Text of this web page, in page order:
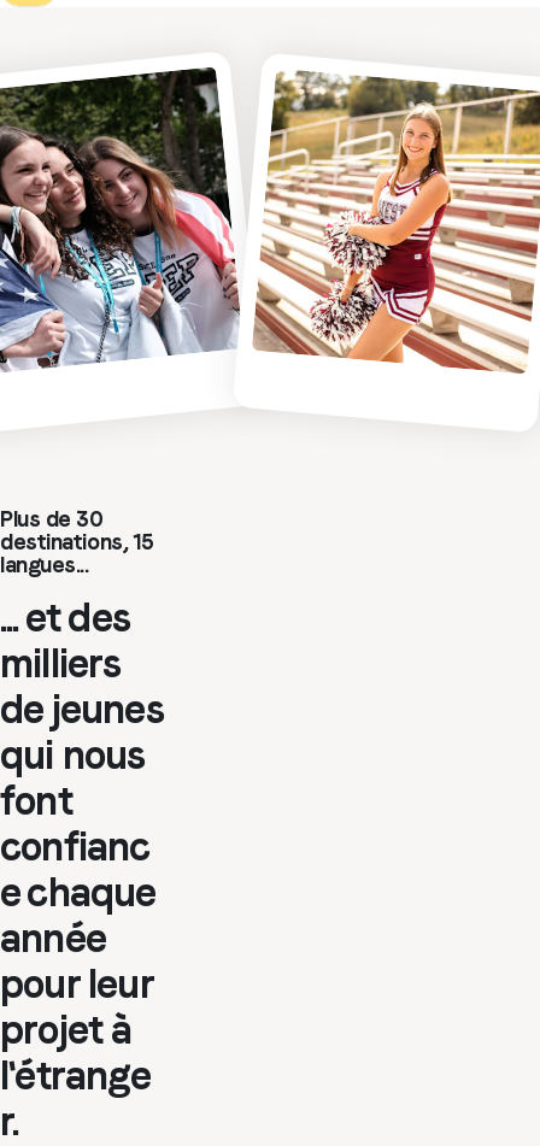
Plus de 30
destinations, 15
langues...
... et des
milliers
de jeunes
qui nous
font
confianc
e chaque
année
pour leur
projet à
l'étrange
r.